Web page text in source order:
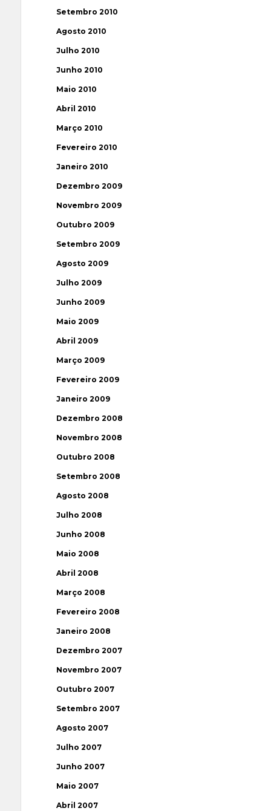
Setembro 2010
Agosto 2010
Julho 2010
Junho 2010
Maio 2010
Abril 2010
Março 2010
Fevereiro 2010
Janeiro 2010
Dezembro 2009
Novembro 2009
Outubro 2009
Setembro 2009
Agosto 2009
Julho 2009
Junho 2009
Maio 2009
Abril 2009
Março 2009
Fevereiro 2009
Janeiro 2009
Dezembro 2008
Novembro 2008
Outubro 2008
Setembro 2008
Agosto 2008
Julho 2008
Junho 2008
Maio 2008
Abril 2008
Março 2008
Fevereiro 2008
Janeiro 2008
Dezembro 2007
Novembro 2007
Outubro 2007
Setembro 2007
Agosto 2007
Julho 2007
Junho 2007
Maio 2007
Abril 2007